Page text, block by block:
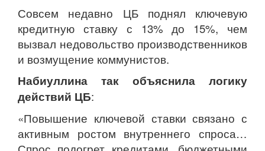
Совсем недавно ЦБ поднял ключевую
кредитную ставку с 13% до 15%, чем
вызвал недовольство производственников
и возмущение коммунистов.
Набиуллина так объяснила логику
действий ЦБ:
«Повышение ключевой ставки связано с
активным ростом внутреннего спроса…